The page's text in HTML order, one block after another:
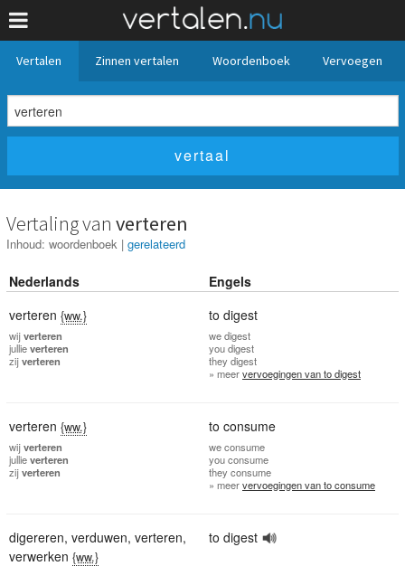
Vertalen Zinnen vertalen Woordenboek Vervoegen
Vertaling van verteren
Inhoud: woordenboek | gerelateerd
Nederlands
Engels
verteren {ww.} to digest
wijverteren
jullieverteren
zijverteren
wedigest
youdigest
they digest
» meervervoegingen van to digest
verteren {ww.} to consume
wijverteren
jullieverteren
zijverteren
weconsume
youconsume
they consume
» meervervoegingen van to consume
digereren, verduwen, verteren,
verwerken {ww.}
to digest